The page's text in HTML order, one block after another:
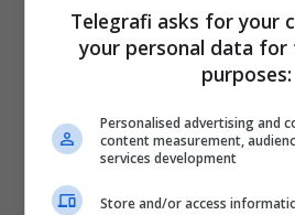
Telegrafi asks for your
your personal data
purposes:
Personalised advertising and
content measurement,
services development
Store and/or access